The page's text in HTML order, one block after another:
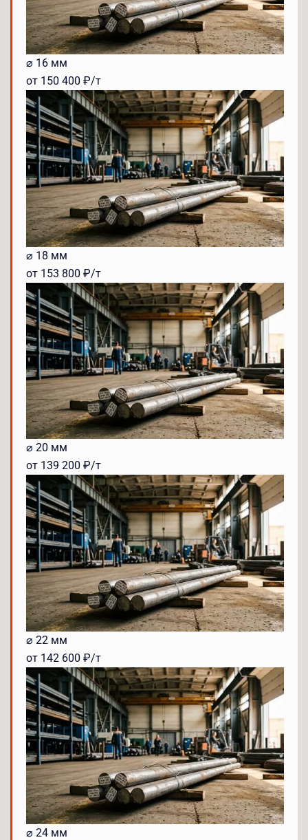
⌀ 16 мм
от 150 400 ₽/т
⌀ 18 мм
от 153 800 ₽/т
⌀ 20 мм
от 139 200 ₽/т
⌀ 22 мм
от 142 600 ₽/т
⌀ 24 мм